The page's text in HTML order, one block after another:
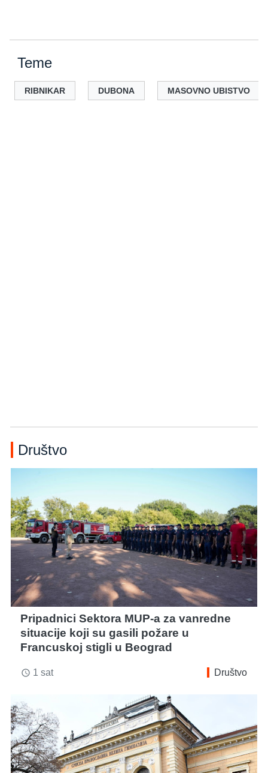
Teme
RIBNIKAR DUBONA MASOVNO UBISTVO
Društvo
Pripadnici Sektora MUP-a za vanredne
situacije koji su gasili požare u
Francuskoj stigli u Beograd
access_time 1 sat Društvo